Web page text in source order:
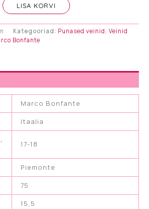
LISA KORVI
Kategooriad: Punased veinid , Veinid
Bonfante
Marco Bonfante
Itaalia
17-18
Piemonte
75
15,5